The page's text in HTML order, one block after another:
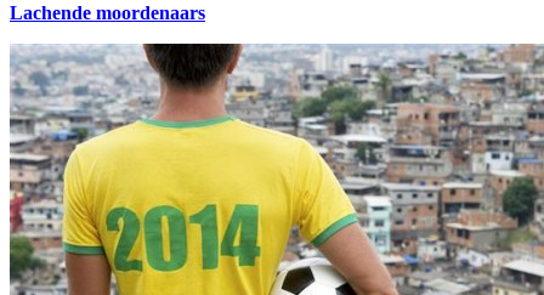
Lachende moordenaars